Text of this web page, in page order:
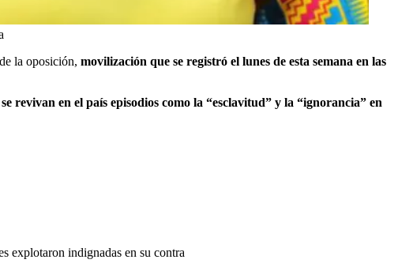
la oposición, movilización que se registró el lunes de esta semana en las
revivan en el país episodios como la “esclavitud” y la “ignorancia” en
explotaron indignadas en su contra